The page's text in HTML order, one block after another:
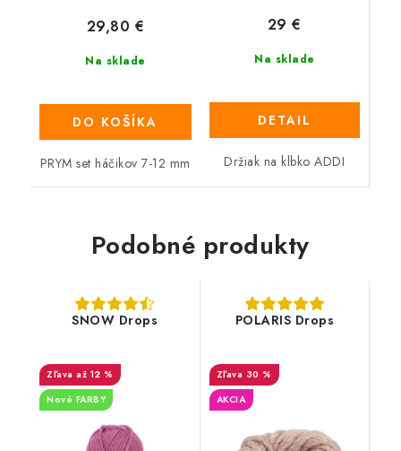
Na sklade
29,80 €
DO KOŠÍKA
PRYM set háčikov 7-12 mm
Na sklade
29 €
DETAIL
Držiak na klbko ADDI
Podobné produkty
SNOW Drops
až 12 %
Nové FARBY
POLARIS Drops
30 %
AKCIA